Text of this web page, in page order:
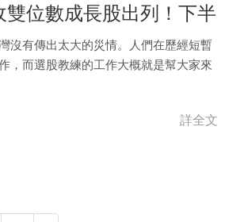
位數成長股出列！下半
光
沒有傳出太大的災情。人們在歷經短暫
，而選股教練的工作大概就是幫大家來
詳全文